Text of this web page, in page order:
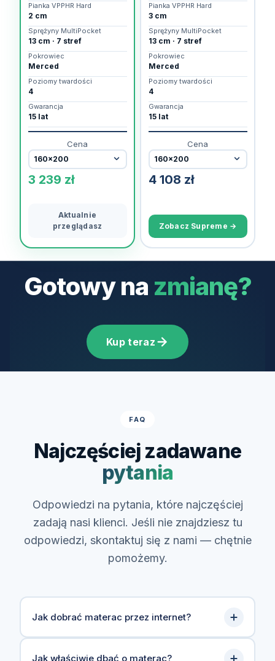
Pianka VPPHR Hard
2 cm
Sprężyny MultiPocket
13 cm · 7 stref
Pokrowiec
Merced
Poziomy twardości
4
Gwarancja
15 lat
Cena
3 239 zł
Aktualnie
przeglądasz
Pianka VPPHR Hard
3 cm
Sprężyny MultiPocket
13 cm · 7 stref
Pokrowiec
Merced
Poziomy twardości
4
Gwarancja
15 lat
Cena
4 108 zł
Zobacz Supreme →
Gotowy na zmianę?
Kup teraz
FAQ
Najczęściej zadawane
pytania
Odpowiedzi na pytania, które najczęściej
zadają nasi klienci. Jeśli nie znajdziesz tu
odpowiedzi, skontaktuj się z nami — chętnie
pomożemy.
Jak dobrać materac przez internet?
Dobór materaca przez internet może
Jak właściwie dbać o materac?